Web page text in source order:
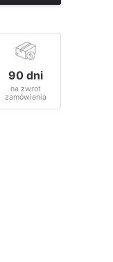
90 dni
na zwrot
zamówienia